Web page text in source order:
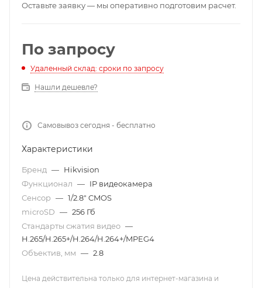
Оставьте заявку — мы оперативно подготовим расчет.
По запросу
Удаленный склад: сроки по запросу
Нашли дешевле?
Самовывоз сегодня - бесплатно
Характеристики
Бренд — Hikvision
Функционал — IP видеокамера
Сенсор — 1/2.8" CMOS
microSD — 256 Гб
Стандарты сжатия видео —
H.265/H.265+/H.264/H.264+/MPEG4
Объектив, мм — 2.8
Цена действительна только для интернет-магазина и